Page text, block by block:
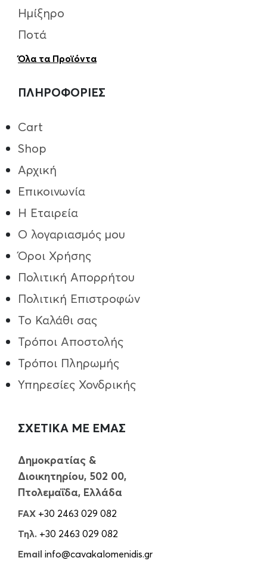
Ημίξηρο
Ποτά
Όλα τα Προϊόντα
ΠΛΗΡΟΦΟΡΙΕΣ
Cart
Shop
Αρχική
Επικοινωνία
Η Εταιρεία
Ο λογαριασμός μου
Όροι Χρήσης
Πολιτική Απορρήτου
Πολιτική Επιστροφών
Το Καλάθι σας
Τρόποι Aποστολής
Τρόποι Πληρωμής
Υπηρεσίες Χονδρικής
ΣΧΕΤΙΚΑ ΜΕ ΕΜΑΣ
Δημοκρατίας &
Διοικητηρίου, 502 00,
Πτολεμαΐδα, Ελλάδα
FAX +30 2463 029 082
Τηλ. +30 2463 029 082
Email info@cavakalomenidis.gr